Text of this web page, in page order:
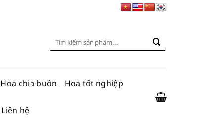
Tìm
Hoa chia buồn Hoa tốt nghiệp
Liên hệ